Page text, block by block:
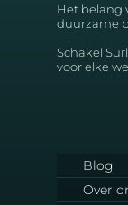
Het belang
duurzame
Schakel
voor elke
Blog
Over